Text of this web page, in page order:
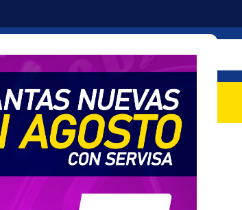
LocalesPromocionesNosotrosContacto